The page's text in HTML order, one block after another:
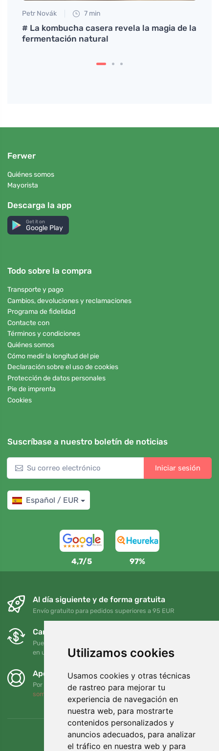
Utilizamos cookies
Usamos cookies y otras técnicas
de rastreo para mejorar tu
experiencia de navegación en
nuestra web, para mostrarte
contenidos personalizados y
anuncios adecuados, para analizar
el tráfico en nuestra web y para
Petr Novák 7 min
# La kombucha casera revela la magia de la
fermentación natural
Ferwer
Quiénes somos
Mayorista
Descarga la app
Get it on
Google Play
Todo sobre la compra
Transporte y pago
Cambios, devoluciones y reclamaciones
Programa de fidelidad
Contacte con
Términos y condiciones
Quiénes somos
Cómo medir la longitud del pie
Declaración sobre el uso de cookies
Protección de datos personales
Pie de imprenta
Cookies
Suscríbase a nuestro boletín de noticias
Iniciar sesión
Español / EUR
4,7/5 97%
Al día siguiente y de forma gratuita
Envío gratuito para pedidos superiores a 95 EUR
Cambios y devoluciones gratuitos
Puede devolver o cambiar su pedido en cualquier momento
en un plazo de 90 días
Apoyamos a Trees.org
Por cada pedido plantamos un árbol. Leer más
somos